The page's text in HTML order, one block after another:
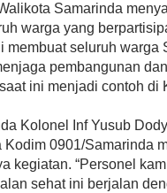
Samarinda
warga yang
membuat seluruh warga
pembangunan
ini menjadi contoh di
Kolonel Inf Yusub
0901/Samarinda
kegiatan. “Personel
sehat ini berjalan